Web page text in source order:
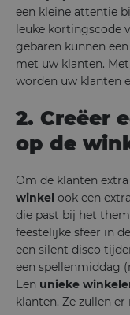
een kleine attentie
leuke kortingscode
gebaren kunnen
met uw klanten.
worden uw klanten
2. Creëer
op de
Om de klanten
winkel ook een
die past bij het
feestelijke sfeer in
een silent disco
een spellenmiddag
Een unieke
klanten. Ze zullen